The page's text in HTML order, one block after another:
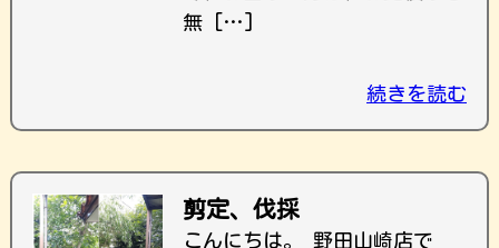
無 […]
続きを読む
剪定、伐採
こんにちは。 野田山崎店で